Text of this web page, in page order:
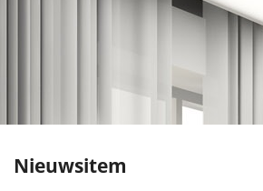
Nieuwsitem